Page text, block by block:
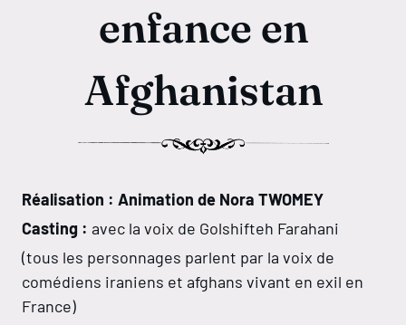
enfance en
Afghanistan
Réalisation : Animation de Nora TWOMEY
Casting : avec la voix de Golshifteh Farahani
(tous les personnages parlent par la voix de
comédiens iraniens et afghans vivant en exil en
France)